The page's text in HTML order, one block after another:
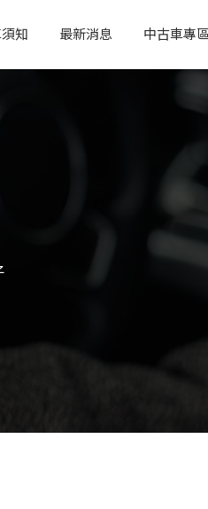
知 最新消息 中古車專區